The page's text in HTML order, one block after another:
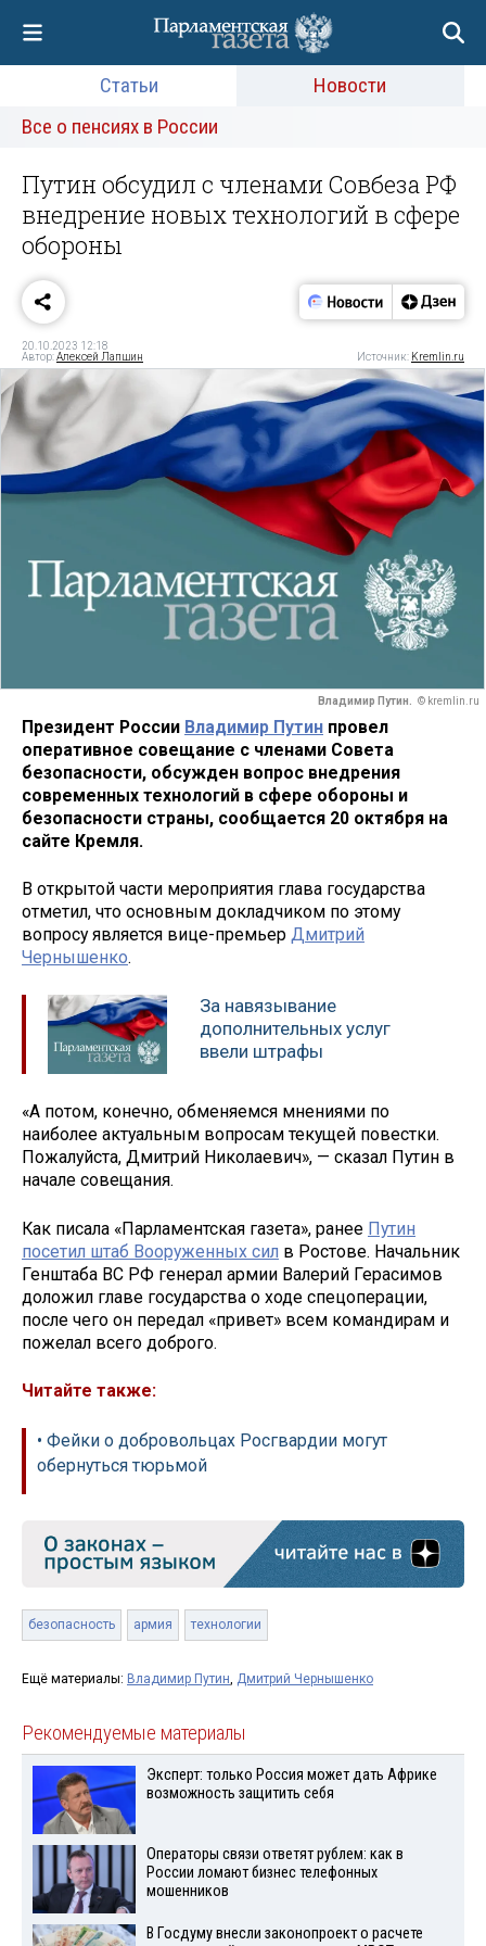
Статьи
Новости
Все о пенсиях в России
Путин обсудил с членами Совбеза РФ
внедрение новых технологий в сфере
обороны
20.10.2023 12:18
Автор:Алексей Лапшин Источник: Kremlin.ru
Владимир Путин. © kremlin.ru
Президент России Владимир Путин провел
оперативное совещание с членами Совета
безопасности, обсужден вопрос внедрения
современных технологий в сфере обороны и
безопасности страны, сообщается 20 октября на
сайте Кремля.
В открытой части мероприятия глава государства
отметил, что основным докладчиком по этому
вопросу является вице-премьер Дмитрий
Чернышенко.
За навязывание
дополнительных услуг
ввели штрафы
«А потом, конечно, обменяемся мнениями по
наиболее актуальным вопросам текущей повестки.
Пожалуйста, Дмитрий Николаевич», — сказал Путин в
начале совещания.
Как писала «Парламентская газета», ранее Путин
посетил штаб Вооруженных сил в Ростове. Начальник
Генштаба ВС РФ генерал армии Валерий Герасимов
доложил главе государства о ходе спецоперации,
после чего он передал «привет» всем командирам и
пожелал всего доброго.
Читайте также:
• Фейки о добровольцах Росгвардии могут
обернуться тюрьмой
безопасность армия технологии
Ещё материалы: Владимир Путин, Дмитрий Чернышенко
Рекомендуемые материалы
Эксперт: только Россия может дать Африке
возможность защитить себя
Операторы связи ответят рублем: как в
России ломают бизнес телефонных
мошенников
В Госдуму внесли законопроект о расчете